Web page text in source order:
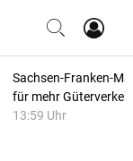
Sachsen-Franken-
für mehr
13:59 Uhr